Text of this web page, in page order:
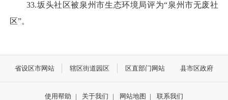
33.坂头社区被泉州市生态环境局评为“泉州市无废社
区”。
省设区市网站 辖区街道园区 区直部门网站 县市区政府
使用帮助 | 关于我们 | 网站地图 | 联系我们